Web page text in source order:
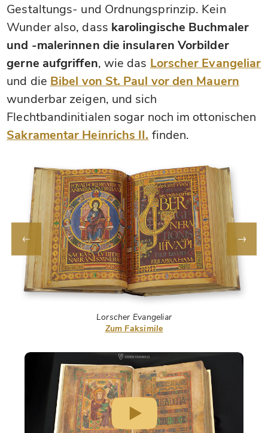
Gestaltungs- und Ordnungsprinzip. Kein
Wunder also, dass karolingische Buchmaler
und -malerinnen die insularen Vorbilder
gerne aufgriffen, wie das Lorscher Evangeliar
und die Bibel von St. Paul vor den Mauern
wunderbar zeigen, und sich
Flechtbandinitialen sogar noch im ottonischen
Sakramentar Heinrichs II. finden.
Lorscher Evangeliar
Zum Faksimile